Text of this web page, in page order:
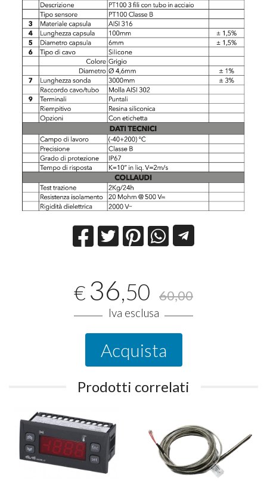
€ 36,50 60,00
Iva esclusa
Acquista
Prodotti correlati